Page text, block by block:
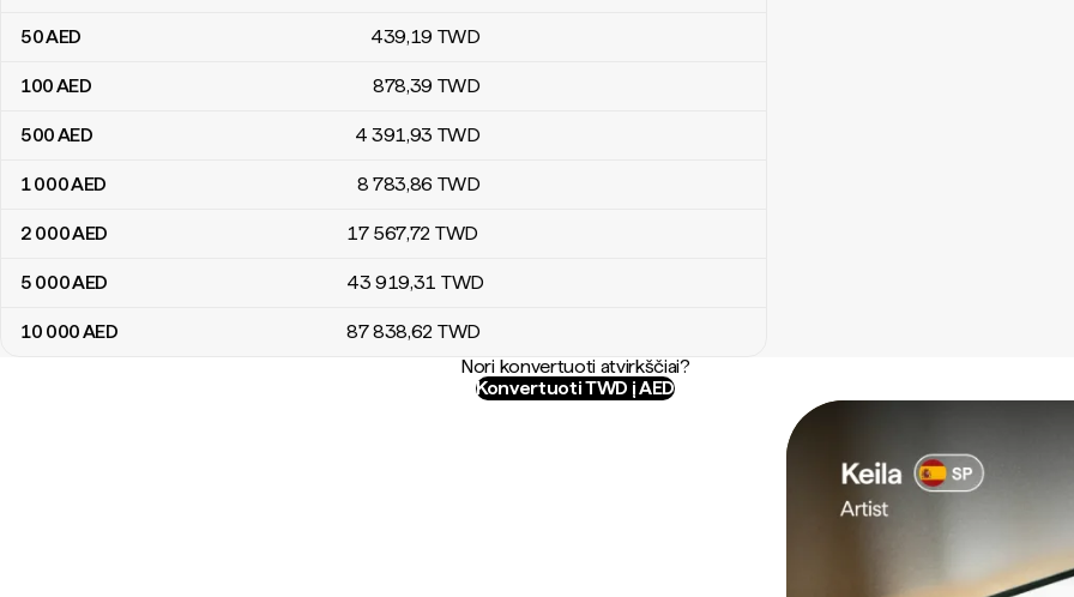
50AED 439,19 TWD
100AED 878,39 TWD
500AED 4 391,93 TWD
1 000AED 8 783,86 TWD
2 000AED 17 567,72 TWD
5 000AED 43 919,31 TWD
10 000AED 87 838,62 TWD
Nori konvertuoti atvirkščiai?
Konvertuoti TWD į AED